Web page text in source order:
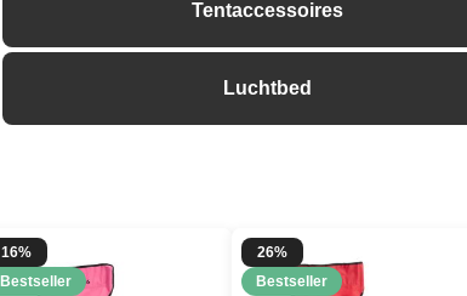
Tentaccessoires
Luchtbed
16%
Bestseller
26%
Bestseller